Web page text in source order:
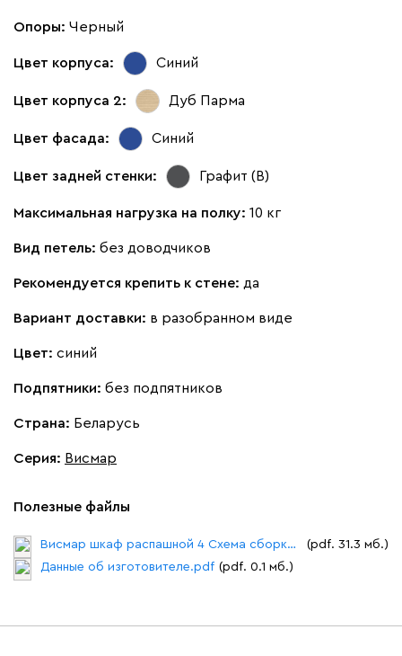
Опоры: Черный
Цвет корпуса: Синий
Цвет корпуса 2: Дуб Парма
Цвет фасада: Синий
Цвет задней стенки: Графит (В)
Максимальная нагрузка на полку: 10 кг
Вид петель: без доводчиков
Рекомендуется крепить к стене: да
Вариант доставки: в разобранном виде
Цвет: синий
Подпятники: без подпятников
Страна: Беларусь
Серия: Висмар
Полезные файлы
Висмар шкаф распашной 4 Схема сборки.pdf
(pdf. 31.3 мб.)
Данные об изготовителе.pdf (pdf. 0.1 мб.)